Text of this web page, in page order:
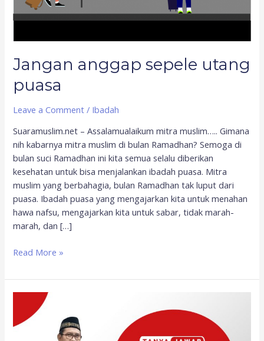
Jangan anggap sepele utang
puasa
Leave a Comment / Ibadah
Suaramuslim.net – Assalamualaikum mitra muslim….. Gimana
nih kabarnya mitra muslim di bulan Ramadhan? Semoga di
bulan suci Ramadhan ini kita semua selalu diberikan
kesehatan untuk bisa menjalankan ibadah puasa. Mitra
muslim yang berbahagia, bulan Ramadhan tak luput dari
puasa. Ibadah puasa yang mengajarkan kita untuk menahan
hawa nafsu, mengajarkan kita untuk sabar, tidak marah-
marah, dan […]
Read More »
Membatalkan
Puasa
Karena